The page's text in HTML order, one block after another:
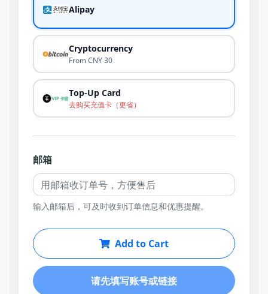
Alipay
Cryptocurrency
From CNY 30
Top-Up Card
去购买充值卡（更省）
邮箱
输入邮箱后，可及时收到订单信息和优惠提醒。
Add to Cart
请先填写账号或链接